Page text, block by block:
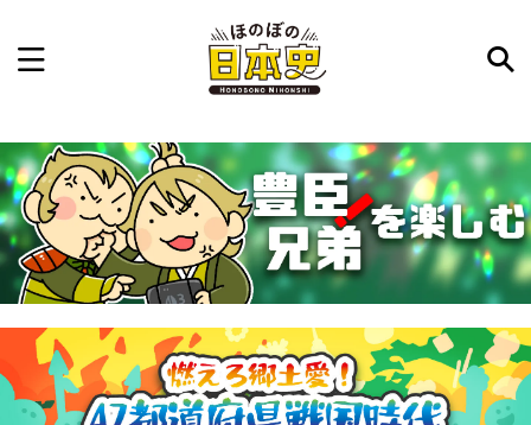
気になった日本史の事件や人物、時代などを入力して
ね。中の人が24時間手動で検索結果を提示するよ（嘘
です）
例：織田信長 長篠の戦い